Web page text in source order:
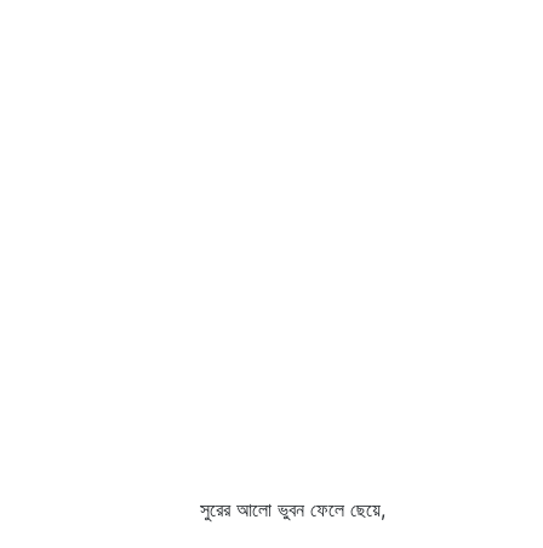
সুরের আলো ভুবন ফেলে ছেয়ে,